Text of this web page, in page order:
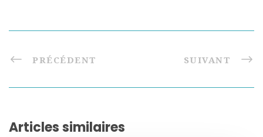
PRÉCÉDENT SUIVANT
Articles similaires